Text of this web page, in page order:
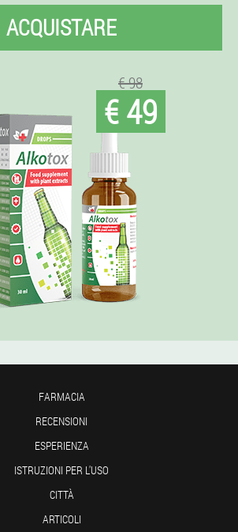
ACQUISTARE
€ 98
€ 49
FARMACIA
RECENSIONI
ESPERIENZA
ISTRUZIONI PER L'USO
CITTÀ
ARTICOLI